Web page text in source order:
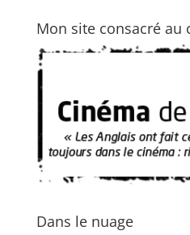
Mon site consacré
Dans le nuage